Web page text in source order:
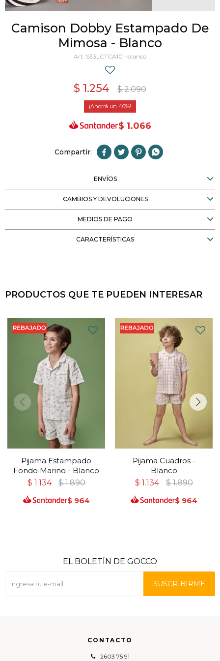
Camison Dobby Estampado De
Mimosa - Blanco
S33LCTCA101-blanco
$ 1.254 $ 2.090
40
$ 1.066
   
ENVÍOS
CAMBIOS Y DEVOLUCIONES
MEDIOS DE PAGO
CARACTERÍSTICAS
PRODUCTOS QUE TE PUEDEN INTERESAR
Pijama Estampado
Fondo Marino - Blanco
$ 1.134 $ 1.890
$ 964
Pijama Cuadros -
Blanco
$ 1.134 $ 1.890
$ 964
CONTACTO
2603 75 91
EL BOLETÍN DE GOCCO
SUSCRIBIRME